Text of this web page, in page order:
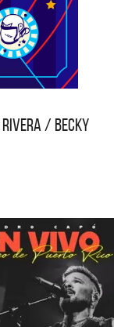
RIVERA / BECKY